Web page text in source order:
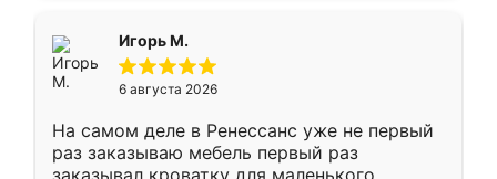
Игорь М.
6 августа 2026
На самом деле в Ренессанс уже не первый
раз заказываю мебель первый раз
заказывал кроватку для маленького